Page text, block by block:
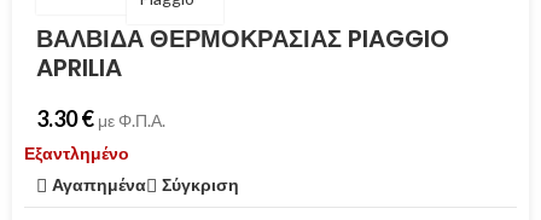
ΒΑΛΒΙΔΑ ΘΕΡΜΟΚΡΑΣΙΑΣ PIAGGIO
APRILIA
3.30€ με Φ.Π.Α.
Εξαντλημένο
Αγαπημένα
Σύγκριση